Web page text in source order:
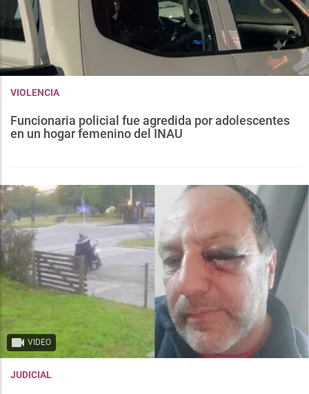
VIOLENCIA
Funcionaria policial fue agredida por adolescentes
en un hogar femenino del INAU
VIDEO
JUDICIAL